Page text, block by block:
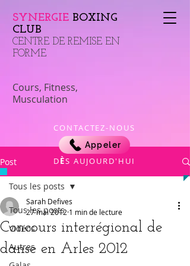
Cours, Fitness,
Musculation
CONTACTEZ-NOUS
​DÈS AUJOURD'HUI
Appeler
SYNERGIE BOXING
CLUB
​CENTRE DE REMISE EN
FORME
Post
Tous les posts
Vidéos
Autres
Tous les posts
Concours interrégional de
danse en Arles 2012
Sarah Defives
27 mai 2012 1 min de lecture